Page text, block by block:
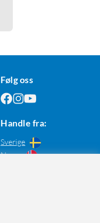
Følg oss
Handle fra:
Sverige
Norge